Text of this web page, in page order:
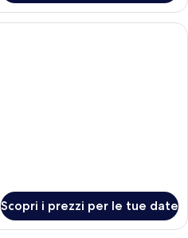
Camera d'albergo con un letto di
Scopri i prezzi per le tue date